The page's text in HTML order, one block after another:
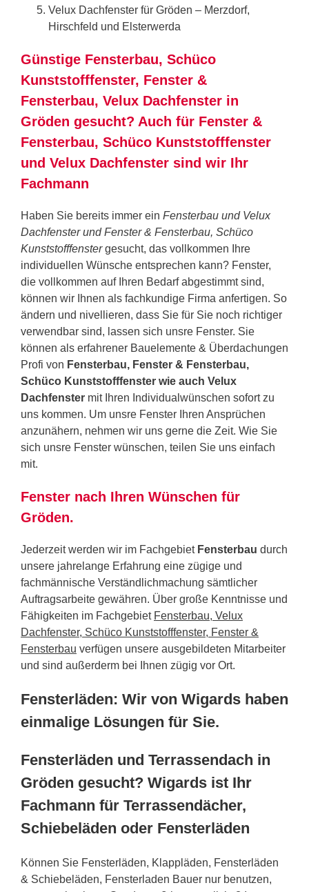
Velux Dachfenster für Gröden – Merzdorf,
Hirschfeld und Elsterwerda
Günstige Fensterbau, Schüco
Kunststofffenster, Fenster &
Fensterbau, Velux Dachfenster in
Gröden gesucht? Auch für Fenster &
Fensterbau, Schüco Kunststofffenster
und Velux Dachfenster sind wir Ihr
Fachmann
Haben Sie bereits immer ein Fensterbau und Velux
Dachfenster und Fenster & Fensterbau, Schüco
Kunststofffenstergesucht, das vollkommen Ihre
individuellen Wünsche entsprechen kann? Fenster,
die vollkommen auf Ihren Bedarf abgestimmt sind,
können wir Ihnen als fachkundige Firma anfertigen. So
ändern und nivellieren, dass Sie für Sie noch richtiger
verwendbar sind, lassen sich unsre Fenster. Sie
können als erfahrener Bauelemente & Überdachungen
Profi von Fensterbau, Fenster & Fensterbau,
Schüco Kunststofffenster wie auch Velux
Dachfenster mit Ihren Individualwünschen sofort zu
uns kommen. Um unsre Fenster Ihren Ansprüchen
anzunähern, nehmen wir uns gerne die Zeit. Wie Sie
sich unsre Fenster wünschen, teilen Sie uns einfach
mit.
Fenster nach Ihren Wünschen für
Gröden.
Jederzeit werden wir im Fachgebiet Fensterbau durch
unsere jahrelange Erfahrung eine zügige und
fachmännische Verständlichmachung sämtlicher
Auftragsarbeite gewähren. Über große Kenntnisse und
Fähigkeiten im Fachgebiet Fensterbau, Velux
Dachfenster, Schüco Kunststofffenster, Fenster &
Fensterbau verfügen unsere ausgebildeten Mitarbeiter
und sind außerderm bei Ihnen zügig vor Ort.
Fensterläden: Wir von Wigards haben
einmalige Lösungen für Sie.
Fensterläden und Terrassendach in
Gröden gesucht? Wigards ist Ihr
Fachmann für Terrassendächer,
Schiebeläden oder Fensterläden
Können Sie Fensterläden, Klappläden, Fensterläden
& Schiebeläden, Fensterladen Bauer nur benutzen,